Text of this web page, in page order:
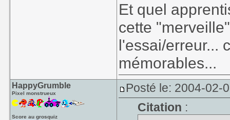
Et quel
cette
l'essai/erreur...
mémorables...
HappyGrumble
Pixel monstrueux
Score au grosquiz
Posté le: 2004-02-
Citation :